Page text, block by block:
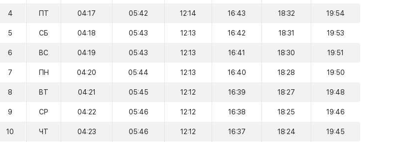
4 ПТ 04:17 05:42 12:14 16:43 18:32 19:54
5 СБ 04:18 05:43 12:13 16:42 18:31 19:53
6 ВС 04:19 05:43 12:13 16:41 18:30 19:51
7 ПН 04:20 05:44 12:13 16:40 18:28 19:50
8 ВТ 04:21 05:45 12:12 16:39 18:27 19:48
9 СР 04:22 05:46 12:12 16:38 18:25 19:46
10 ЧТ 04:23 05:46 12:12 16:37 18:24 19:45